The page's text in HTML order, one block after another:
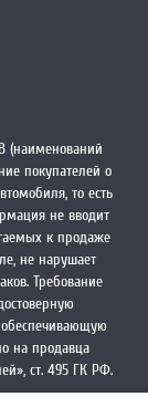
(наименований
покупателей о
то есть
не вводит
к продаже
не нарушает
Требование
на продавца
ст. 495 ГК РФ.